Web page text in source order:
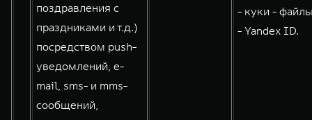
поздравления с
праздниками и т.д.)
посредством push-
уведомлений, e-
mail, sms- и mms-
сообщений,
- куки -
- Yandex ID.